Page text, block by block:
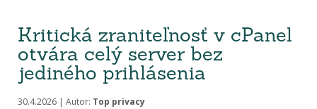
Kritická zraniteľnosť v cPanel
otvára celý server bez
jediného prihlásenia
30.4.2026 | Autor: Top privacy